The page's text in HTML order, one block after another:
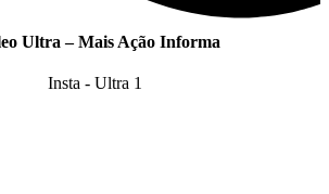
Ultra – Mais Ação Informa